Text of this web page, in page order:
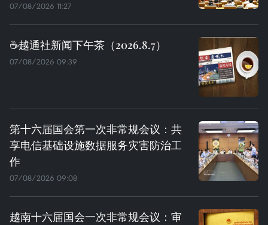
07/08/2026 11:27
☕️越通社新闻下午茶（2026.8.7）
07/08/2026 09:39
第十六届国会第一次非常规会议：共
享电信基础设施数据服务灾害防治工
作
07/08/2026 09:08
越南十六届国会一次非常规会议：审